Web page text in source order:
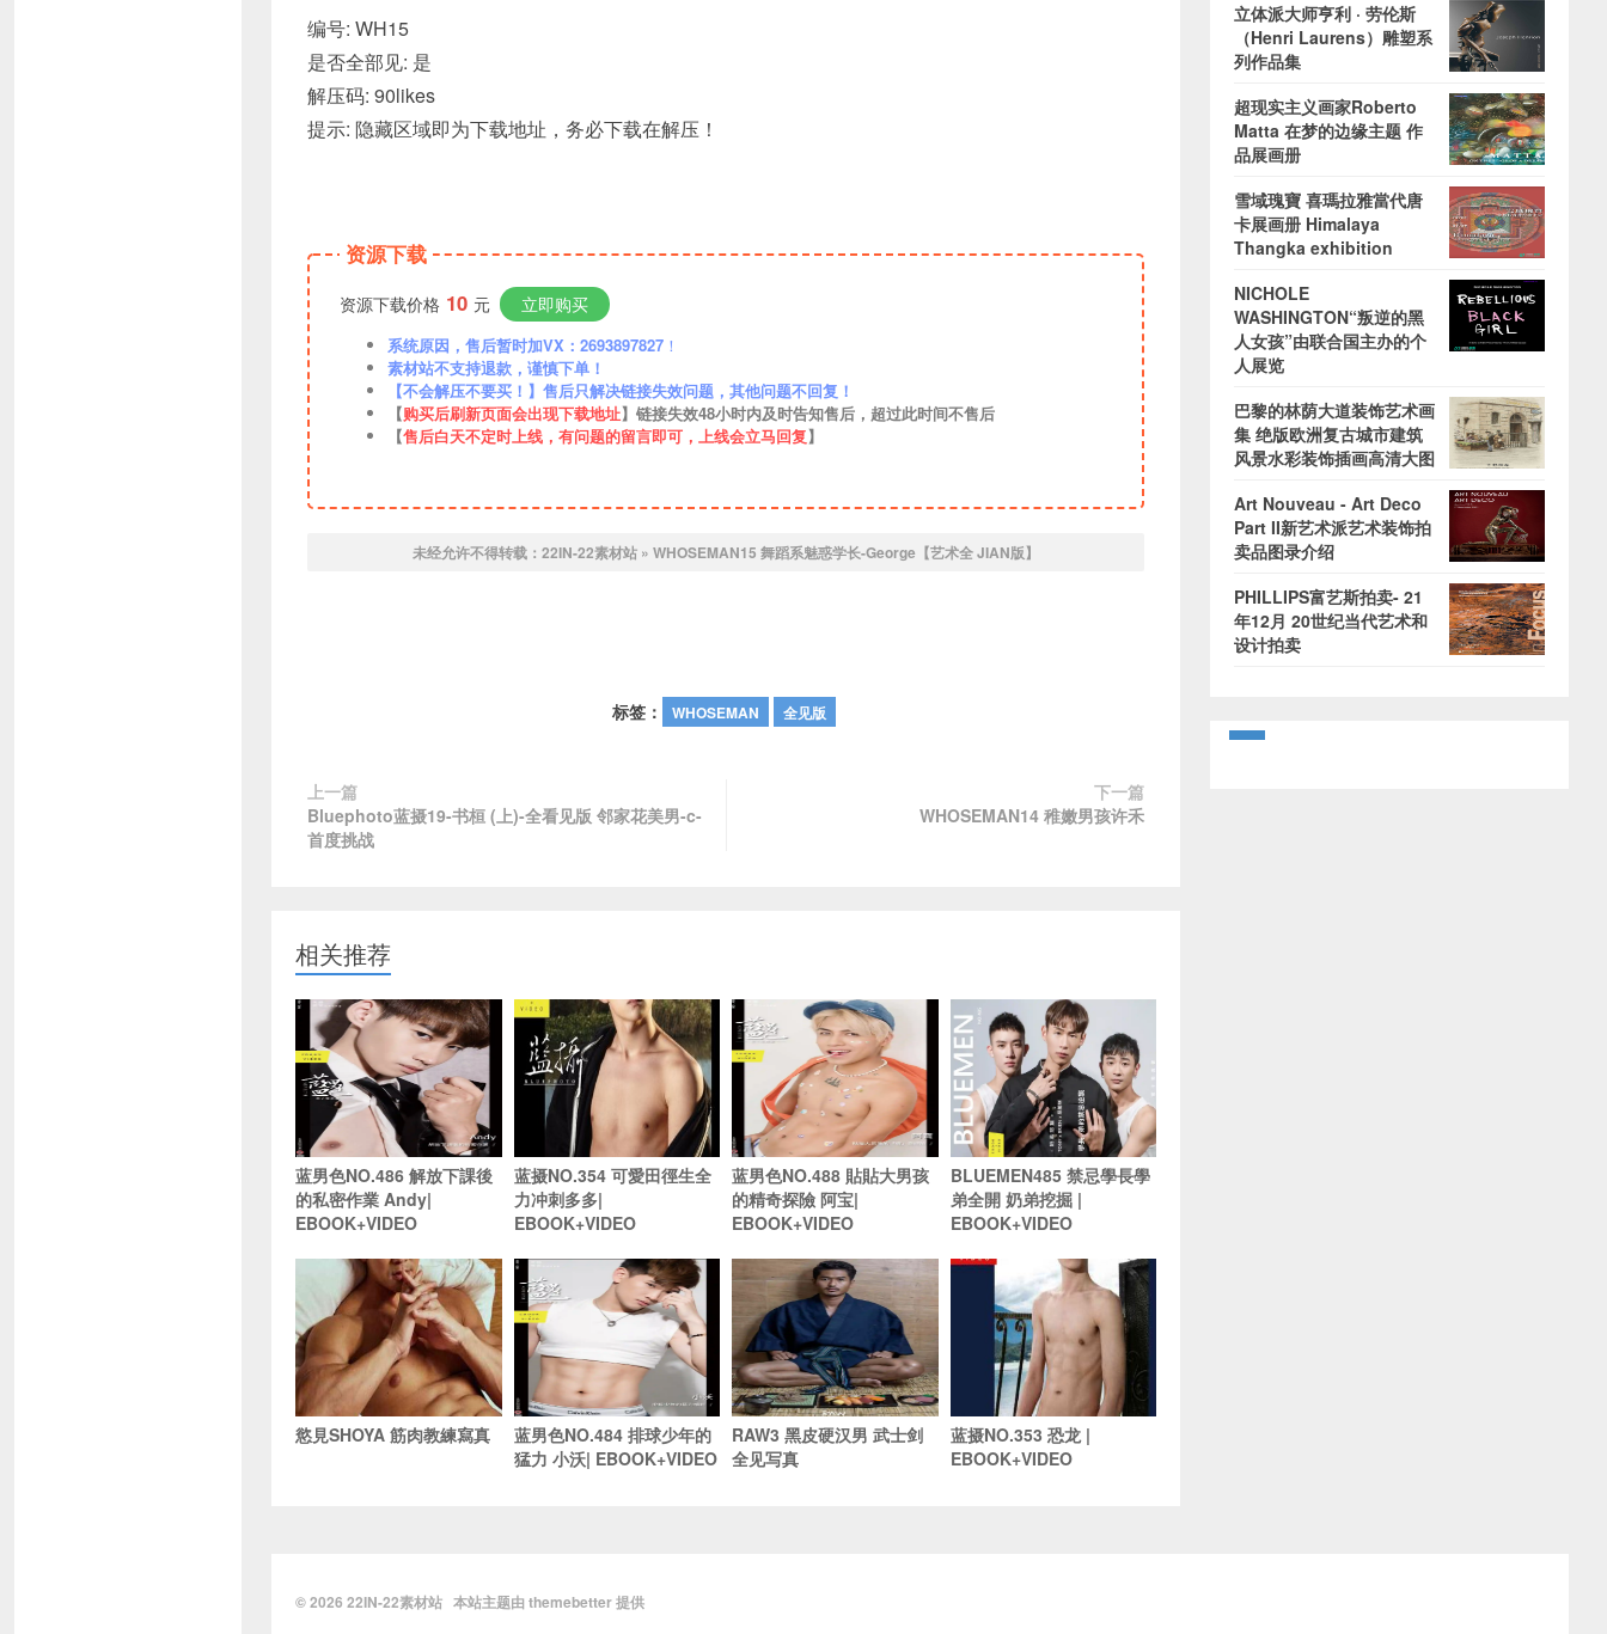
编号: WH15
是否全部见: 是
解压码: 90likes
提示: 隐藏区域即为下载地址，务必下载在解压！
资源下载
资源下载价格 10 元 立即购买
系统原因，售后暂时加VX：2693897827 ！
素材站不支持退款，谨慎下单！
【不会解压不要买！】售后只解决链接失效问题，其他问题不回复！
【购买后刷新页面会出现下载地址】链接失效48小时内及时告知售后，超过此时间不售后
【售后白天不定时上线，有问题的留言即可，上线会立马回复】
未经允许不得转载： 22IN-22素材站 » WHOSEMAN15 舞蹈系魅惑学长-George【艺术全 JIAN版】
标签： WHOSEMAN 全见版
上一篇
Bluephoto蓝摄19-书桓 (上)-全看见版 邻家花美男-c-
首度挑战
下一篇
WHOSEMAN14 稚嫩男孩许禾
相关推荐
蓝男色NO.486 解放下課後
的私密作業 Andy|
EBOOK+VIDEO
蓝摄NO.354 可愛田徑生全
力冲刺多多|
EBOOK+VIDEO
蓝男色NO.488 貼貼大男孩
的精奇探險 阿宝|
EBOOK+VIDEO
BLUEMEN485 禁忌學長學
弟全開 奶弟挖掘 |
EBOOK+VIDEO
慾見SHOYA 筋肉教練寫真
蓝男色NO.484 排球少年的
猛力 小沃| EBOOK+VIDEO
RAW3 黑皮硬汉男 武士剑
全见写真
蓝摄NO.353 恐龙 |
EBOOK+VIDEO
立体派大师亨利 · 劳伦斯
（Henri Laurens）雕塑系
列作品集
超现实主义画家Roberto
Matta 在梦的边缘主题 作
品展画册
雪域瑰寶 喜瑪拉雅當代唐
卡展画册 Himalaya
Thangka exhibition
NICHOLE
WASHINGTON“叛逆的黑
人女孩”由联合国主办的个
人展览
巴黎的林荫大道装饰艺术画
集 绝版欧洲复古城市建筑
风景水彩装饰插画高清大图
Art Nouveau - Art Deco
Part II新艺术派艺术装饰拍
卖品图录介绍
PHILLIPS富艺斯拍卖- 21
年12月 20世纪当代艺术和
设计拍卖
© 2026 22IN-22素材站 本站主题由 themebetter提供